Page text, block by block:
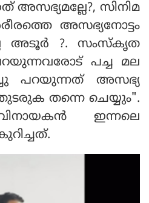
സിനിമ
അസഭ്യനോട്ടം
അടൂർ ?. സംസ്കൃത
പച്ച മല
പറയുന്നത് അസഭ്യ
തന്നെ ചെയ്യും".
ഇന്നലെ